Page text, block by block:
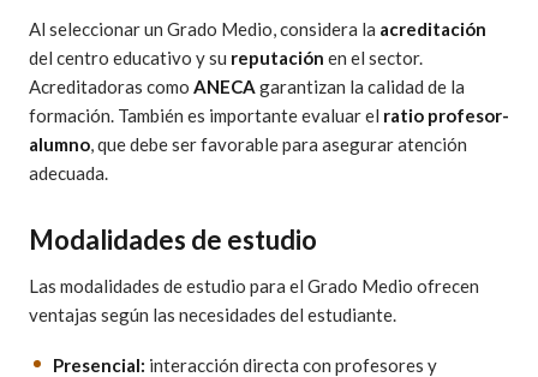
Al seleccionar un Grado Medio, considera la acreditación
del centro educativo y su reputación en el sector.
Acreditadoras como ANECA garantizan la calidad de la
formación. También es importante evaluar el ratio profesor-
alumno, que debe ser favorable para asegurar atención
adecuada.
Modalidades de estudio
Las modalidades de estudio para el Grado Medio ofrecen
ventajas según las necesidades del estudiante.
Presencial: interacción directa con profesores y